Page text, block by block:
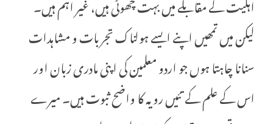
لیکن میں تمھیں اپنے ایسے ہولناک تجربات و مشاہدات
سنانا چاہتا ہوں جو اردو معلمین کی اپنی مادری زبان اور
اس کے علم کے تئیں رویہ کا واضح ثبوت ہیں۔ میرے